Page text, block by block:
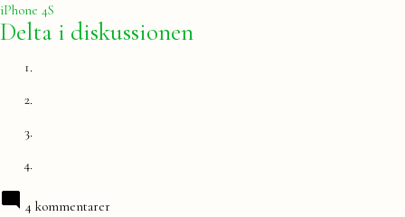
iPhone 4S
Delta i diskussionen
4 kommentarer